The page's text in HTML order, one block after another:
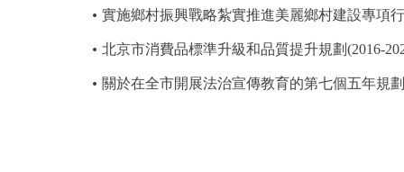
實施鄉村振興戰略紮實推進美麗鄉村建設專項
北京市消費品標準升級和品質提升規劃(2016-
關於在全市開展法治宣傳教育的第七個五年規